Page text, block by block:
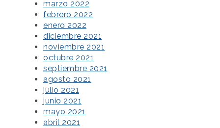
marzo 2022
febrero 2022
enero 2022
diciembre 2021
noviembre 2021
octubre 2021
septiembre 2021
agosto 2021
julio 2021
junio 2021
mayo 2021
abril 2021